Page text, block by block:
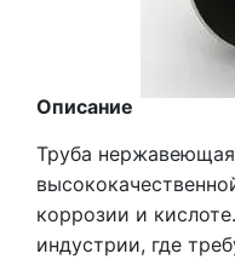
Описание
Труба
коррозии и
индустрии, где